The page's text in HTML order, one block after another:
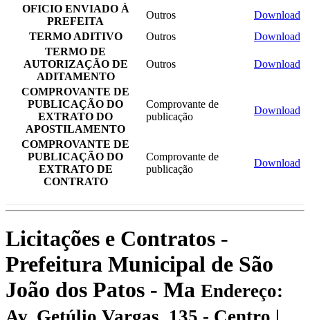
OFICIO ENVIADO À
PREFEITA
Outros
Download
TERMO ADITIVO
Outros
Download
TERMO DE
AUTORIZAÇÃO DE
ADITAMENTO
Outros Download
COMPROVANTE DE
PUBLICAÇÃO DO
EXTRATO DO
APOSTILAMENTO
Comprovante de
publicação
Download
COMPROVANTE DE
PUBLICAÇÃO DO
EXTRATO DE
CONTRATO
Comprovante de
publicação
Download
Licitações e Contratos -
Prefeitura Municipal de São
João dos Patos - Ma Endereço: